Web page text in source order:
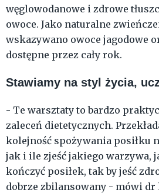
węglowodanowe i zdrowe
owoce. Jako naturalne
wskazywano owoce jagodowe
dostępne przez cały rok.
Stawiamy na styl życia,
- Te warsztaty to bardzo
zaleceń dietetycznych.
kolejność spożywania posiłku
jak i ile zjeść jakiego warzywa,
kończyć posiłek, tak by jeść
dobrze zbilansowany - mówi dr